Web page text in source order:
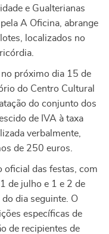
e Gualterianas
A Oficina, abrange
localizados no
próximo dia 15 de
do Centro Cultural
do conjunto dos
de IVA à taxa
verbalmente,
de 250 euros.
oficial das festas, com
de julho e 1 e 2 de
dia seguinte. O
específicas de
de recipientes de